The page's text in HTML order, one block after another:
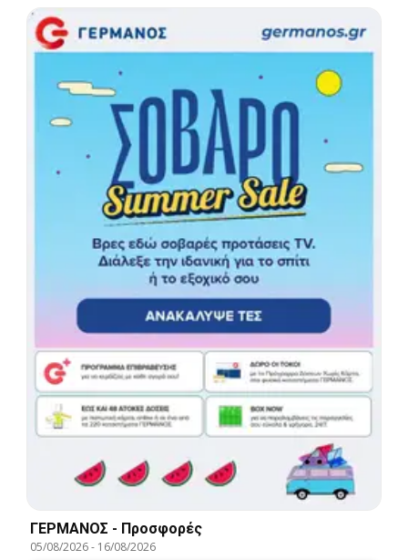
ΓΕΡΜΑΝΟΣ - Προσφορές
05/08/2026- 16/08/2026